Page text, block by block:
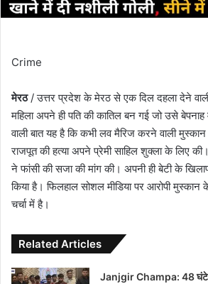
Crime
मेरठ/ उत्तर प्रदेश के मेरठ से एक दिल दहला देने
महिला अपने ही पति की कातिल बन गई जो उसे बेपनाह
वाली बात यह है कि कभी लव मैरिज करने वाली
राजपूत की हत्या अपने प्रेमी साहिल शुक्ला के लिए
ने फांसी की सजा की मांग की। अपनी ही बेटी के
किया है। फिलहाल सोशल मीडिया पर आरोपी मुस्कान
चर्चा में है।
Related Articles
Janjgir Champa: 48 घंटे में